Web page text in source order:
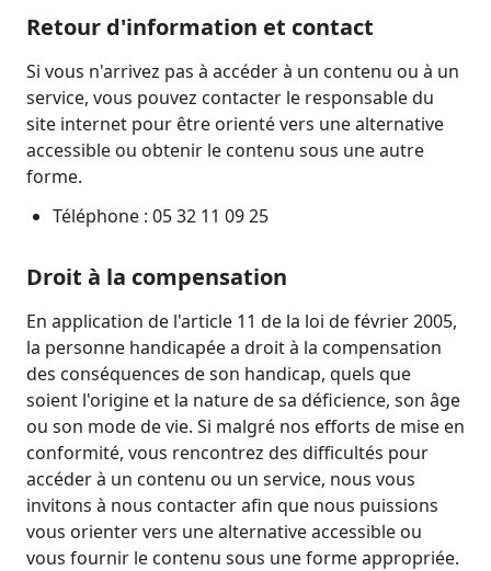
Retour d'information et contact
Si vous n'arrivez pas à accéder à un contenu ou à un
service, vous pouvez contacter le responsable du
site internet pour être orienté vers une alternative
accessible ou obtenir le contenu sous une autre
forme.
Téléphone : 05 32 11 09 25
Droit à la compensation
En application de l'article 11 de la loi de février 2005,
la personne handicapée a droit à la compensation
des conséquences de son handicap, quels que
soient l'origine et la nature de sa déficience, son âge
ou son mode de vie. Si malgré nos efforts de mise en
conformité, vous rencontrez des difficultés pour
accéder à un contenu ou un service, nous vous
invitons à nous contacter afin que nous puissions
vous orienter vers une alternative accessible ou
vous fournir le contenu sous une forme appropriée.